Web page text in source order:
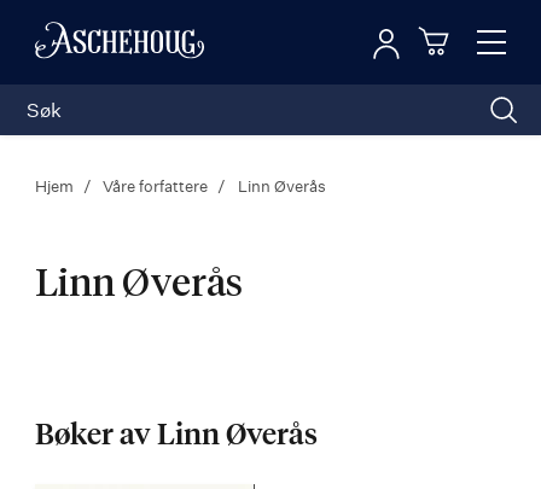
Toggle
Logg inn
Hjem Våre forfattere Linn Øverås
Linn Øverås
Bøker av Linn Øverås